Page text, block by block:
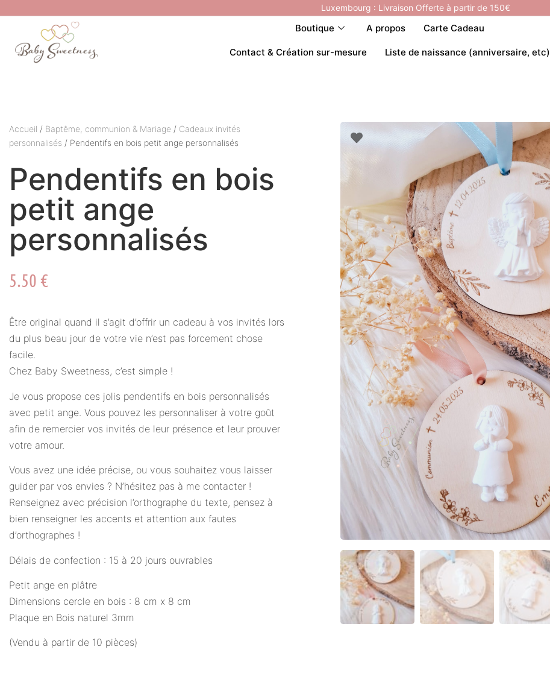
Luxembourg : Livraison Offerte à partir de 150€
Boutique A propos Carte Cadeau
Contact & Création sur-mesure Liste de naissance (anniversaire, etc)
Accueil / Baptême, communion & Mariage / Cadeaux invités
personnalisés / Pendentifs en bois petit ange personnalisés
Pendentifs en bois
petit ange
personnalisés
5.50 €
Être original quand il s’agit d’offrir un cadeau à vos invités lors
du plus beau jour de votre vie n’est pas forcement chose
facile.
Chez Baby Sweetness, c’est simple !
Je vous propose ces jolis pendentifs en bois personnalisés
avec petit ange. Vous pouvez les personnaliser à votre goût
afin de remercier vos invités de leur présence et leur prouver
votre amour.
Vous avez une idée précise, ou vous souhaitez vous laisser
guider par vos envies ? N’hésitez pas à me contacter !
Renseignez avec précision l’orthographe du texte, pensez à
bien renseigner les accents et attention aux fautes
d’orthographes !
Délais de confection : 15 à 20 jours ouvrables
Petit ange en plâtre
Dimensions cercle en bois : 8 cm x 8 cm
Plaque en Bois naturel 3mm
(Vendu à partir de 10 pièces)